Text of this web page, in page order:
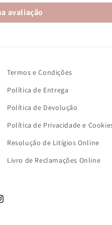
avaliação
Termos e Condições
Política de Entrega
Política de Devolução
Política de Privacidade e
Resolução de Litígios Online
Livro de Reclamações Online